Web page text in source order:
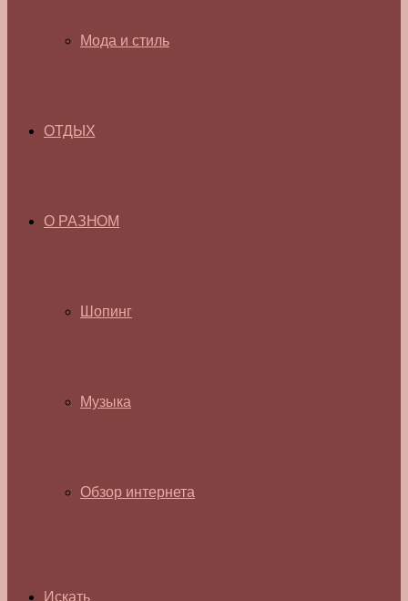
Мода и стиль
ОТДЫХ
О РАЗНОМ
Шопинг
Музыка
Обзор интернета
Искать